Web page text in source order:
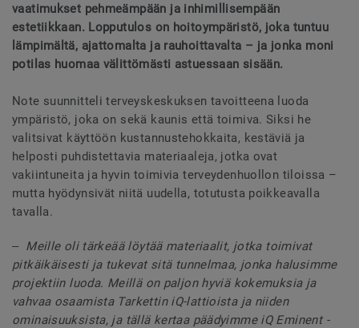
vaatimukset pehmeämpään ja inhimillisempään
estetiikkaan. Lopputulos on hoitoympäristö, joka tuntuu
lämpimältä, ajattomalta ja rauhoittavalta – ja jonka moni
potilas huomaa välittömästi astuessaan sisään.
Note suunnitteli terveyskeskuksen tavoitteena luoda
ympäristö, joka on sekä kaunis että toimiva. Siksi he
valitsivat käyttöön kustannustehokkaita, kestäviä ja
helposti puhdistettavia materiaaleja, jotka ovat
vakiintuneita ja hyvin toimivia terveydenhuollon tiloissa –
mutta hyödynsivät niitä uudella, totutusta poikkeavalla
tavalla.
‒ Meille oli tärkeää löytää materiaalit, jotka toimivat
pitkäikäisesti ja tukevat sitä tunnelmaa, jonka halusimme
projektiin luoda. Meillä on paljon hyviä kokemuksia ja
vahvaa osaamista Tarkettin iQ-lattioista ja niiden
ominaisuuksista, ja tällä kertaa päädyimme iQ Eminent -